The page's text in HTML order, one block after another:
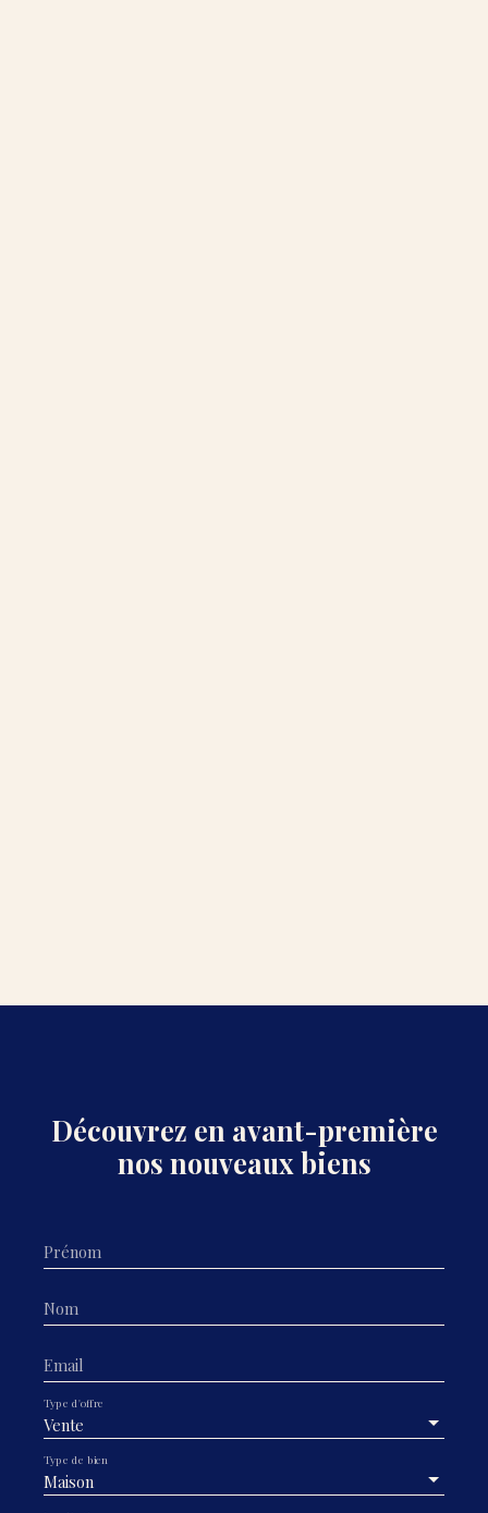
Découvrez en avant-première
nos nouveaux biens
Prénom
Nom
Email
Vente
Type d'offre
Maison
Type de bien